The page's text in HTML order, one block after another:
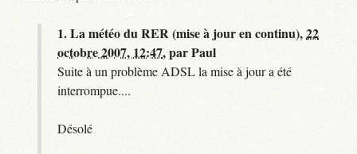
1.La météo du RER (mise à jour en continu),22
octobre 2007, 12:47,parPaul
Suite à un problème ADSL la mise à jour a été
interrompue....
Désolé